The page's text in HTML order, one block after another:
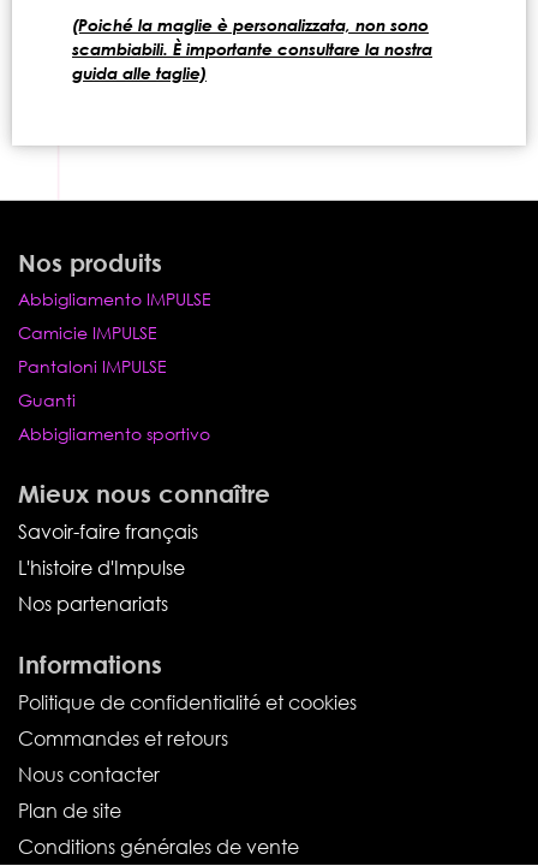
(Poiché la maglie è personalizzata, non sono
scambiabili. È importante consultare la nostra
guida alle taglie)
Nos produits
Abbigliamento IMPULSE
Camicie IMPULSE
Pantaloni IMPULSE
Guanti
Abbigliamento sportivo
Mieux nous connaître
Savoir-faire français
L'histoire d'Impulse
Nos partenariats
Informations
Politique de confidentialité et cookies
Commandes et retours
Nous contacter
Plan de site
Conditions générales de vente